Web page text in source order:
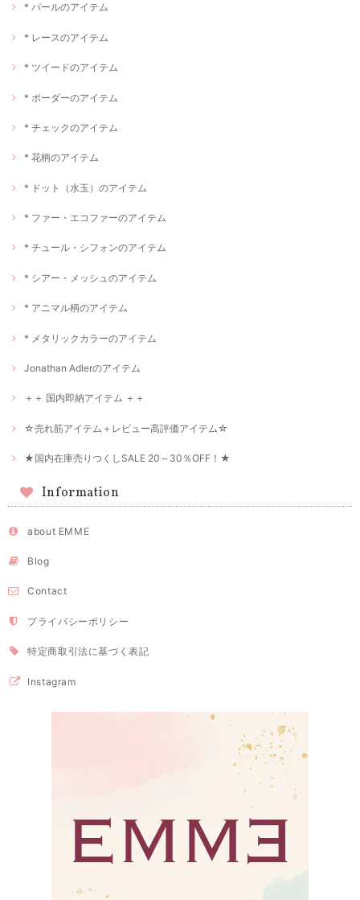
* パールのアイテム
* レースのアイテム
* ツイードのアイテム
* ボーダーのアイテム
* チェックのアイテム
* 花柄のアイテム
* ドット（水玉）のアイテム
* ファー・エコファーのアイテム
* チュール・シフォンのアイテム
* シアー・メッシュのアイテム
* アニマル柄のアイテム
* メタリックカラーのアイテム
Jonathan Adlerのアイテム
＋＋ 国内即納アイテム ＋＋
☆売れ筋アイテム＋レビュー高評価アイテム☆
★国内在庫売りつくしSALE 20～30％OFF！★
Information
about EMME
Blog
Contact
プライバシーポリシー
特定商取引法に基づく表記
Instagram